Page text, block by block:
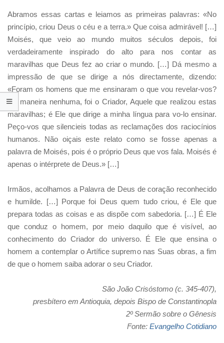
Abramos essas cartas e leiamos as primeiras palavras: «No
princípio, criou Deus o céu e a terra.» Que coisa admirável! […]
Moisés, que veio ao mundo muitos séculos depois, foi
verdadeiramente inspirado do alto para nos contar as
maravilhas que Deus fez ao criar o mundo. […] Dá mesmo a
impressão de que se dirige a nós directamente, dizendo:
«Foram os homens que me ensinaram o que vou revelar-vos?
De maneira nenhuma, foi o Criador, Aquele que realizou estas
maravilhas; é Ele que dirige a minha língua para vo-lo ensinar.
Peço-vos que silencieis todas as reclamações dos raciocínios
humanos. Não oiçais este relato como se fosse apenas a
palavra de Moisés, pois é o próprio Deus que vos fala. Moisés é
apenas o intérprete de Deus.» […]
Irmãos, acolhamos a Palavra de Deus de coração reconhecido
e humilde. […] Porque foi Deus quem tudo criou, é Ele que
prepara todas as coisas e as dispõe com sabedoria. […] É Ele
que conduz o homem, por meio daquilo que é visível, ao
conhecimento do Criador do universo. É Ele que ensina o
homem a contemplar o Artífice supremo nas Suas obras, a fim
de que o homem saiba adorar o seu Criador.
São João Crisóstomo (c. 345-407),
presbítero em Antioquia, depois Bispo de Constantinopla
2º Sermão sobre o Gênesis
Fonte: Evangelho Cotidiano